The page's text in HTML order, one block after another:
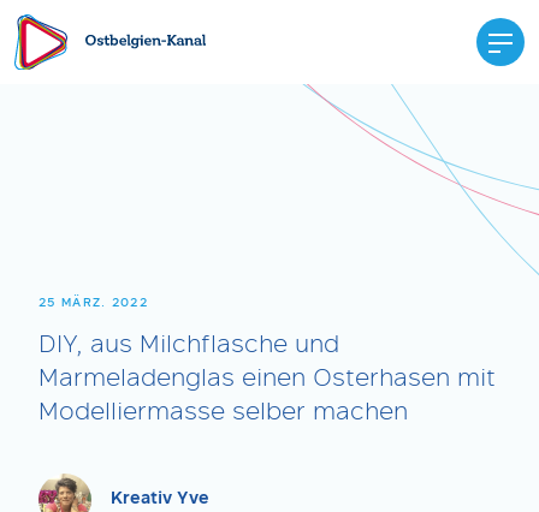
25 MÄRZ. 2022
DIY, aus Milchflasche und
Marmeladenglas einen Osterhasen mit
Modelliermasse selber machen
Kreativ Yve